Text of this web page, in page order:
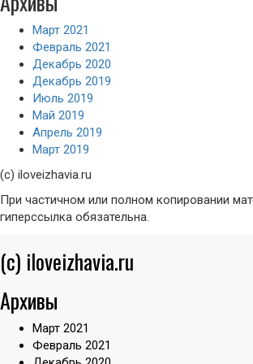
Март 2021
Февраль 2021
Декабрь 2020
Декабрь 2019
Июль 2019
Май 2019
Апрель 2019
Март 2019
(с) iloveizhavia.ru
При частичном или полном копировании
гиперссылка обязательна.
(c) iloveizhavia.ru
Архивы
Март 2021
Февраль 2021